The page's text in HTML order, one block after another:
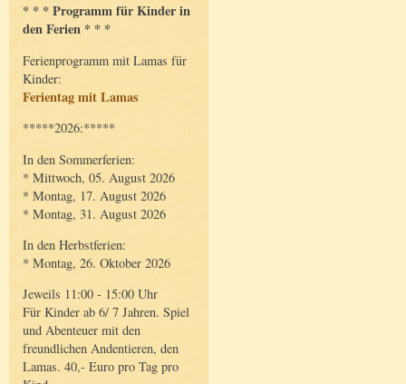
* * * Programm für Kinder in
den Ferien * * *
Ferienprogramm mit Lamas für
Kinder:
Ferientag mit Lamas
*****2026:*****
In den Sommerferien:
* Mittwoch, 05. August 2026
* Montag, 17. August 2026
* Montag, 31. August 2026
In den Herbstferien:
* Montag, 26. Oktober 2026
Jeweils 11:00 - 15:00 Uhr
Für Kinder ab 6/ 7 Jahren. Spiel
und Abenteuer mit den
freundlichen Andentieren, den
Lamas. 40,- Euro pro Tag pro